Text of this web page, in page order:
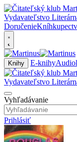
Doručenie
Knihy E-knihy
Vyhľadávanie
Prihlásiť